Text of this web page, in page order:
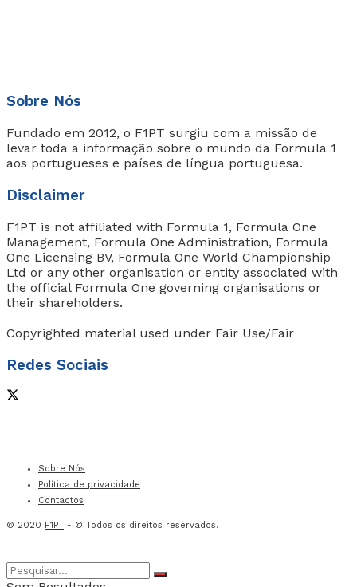
Sobre Nós
Fundado em 2012, o F1PT surgiu com a missão de
levar toda a informação sobre o mundo da Formula 1
aos portugueses e países de língua portuguesa.
Disclaimer
F1PT is not affiliated with Formula 1, Formula One
Management, Formula One Administration, Formula
One Licensing BV, Formula One World Championship
Ltd or any other organisation or entity associated with
the official Formula One governing organisations or
their shareholders.
Copyrighted material used under Fair Use/Fair
Redes Sociais
Sobre Nós
Política de privacidade
Contactos
© 2020 F1PT - © Todos os direitos reservados.